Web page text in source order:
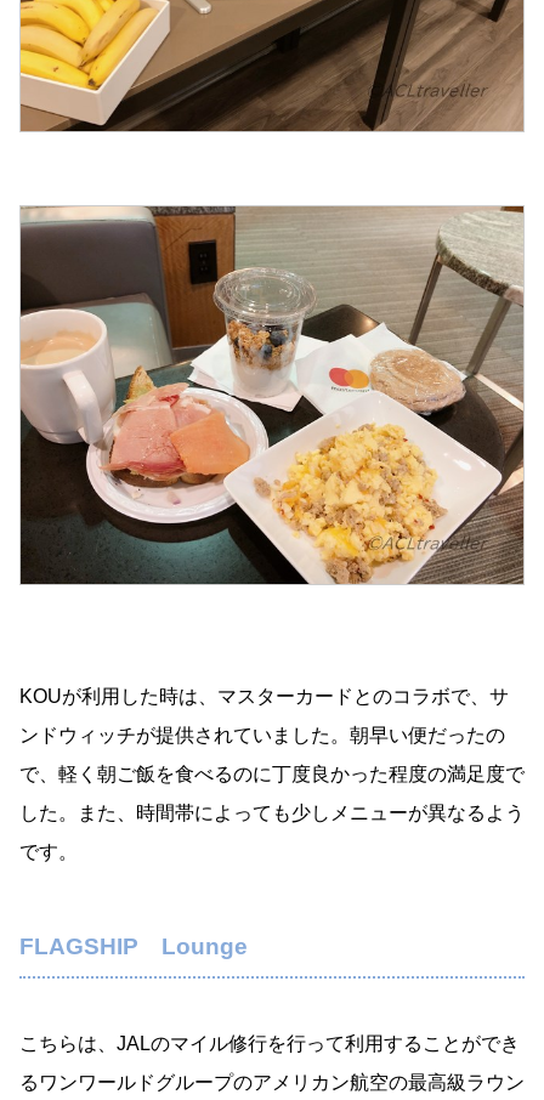
KOUが利用した時は、マスターカードとのコラボで、サ
ンドウィッチが提供されていました。朝早い便だったの
で、軽く朝ご飯を食べるのに丁度良かった程度の満足度で
した。また、時間帯によっても少しメニューが異なるよう
です。
FLAGSHIP Lounge
こちらは、JALのマイル修行を行って利用することができ
るワンワールドグループのアメリカン航空の最高級ラウン